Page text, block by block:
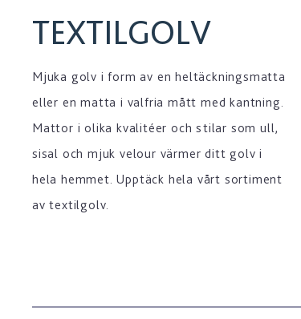
TEXTILGOLV
Mjuka golv i form av en heltäckningsmatta
eller en matta i valfria mått med kantning.
Mattor i olika kvalitéer och stilar som ull,
sisal och mjuk velour värmer ditt golv i
hela hemmet. Upptäck hela vårt sortiment
av textilgolv.